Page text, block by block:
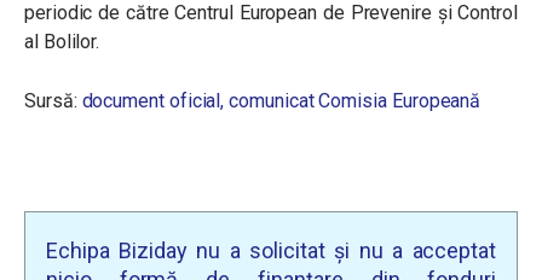
periodic de către Centrul European de Prevenire și Control
al Bolilor.
Sursă: document oficial, comunicat Comisia Europeană
Echipa Biziday nu a solicitat și nu a acceptat